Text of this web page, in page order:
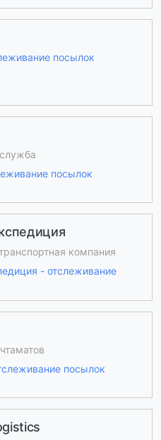
посылок
посылок
компания
- отслеживание
посылок